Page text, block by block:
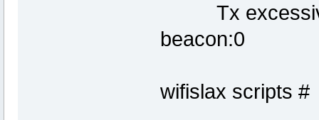
Tx excessive
beacon:0
wifislax scripts #